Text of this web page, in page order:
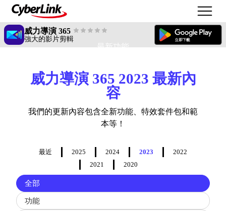
威力導演 365
強大的影片剪輯
最新功能
威力導演 365 2023 最新內
容
我們的更新內容包含全新功能、特效套件包和範
本等！
最近 2025 2024 2023
2022
2021
2020
Filter
updates
by
type
全部
功能